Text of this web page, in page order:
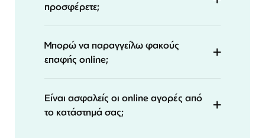
προσφέρετε;
Μπορώ να παραγγείλω φακούς
επαφής online;
Είναι ασφαλείς οι online αγορές από
το κατάστημά σας;